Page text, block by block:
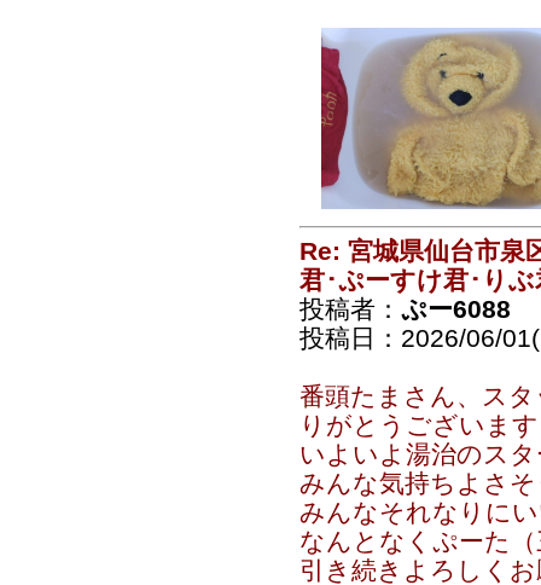
Re: 宮城県仙台市泉
君･ぷーすけ君･りぶ
投稿者： ぷー6088
投稿日：2026/06/
番頭たまさん、ス
りがとうございま
いよいよ湯治のス
みんな気持ちよさ
みんなそれなりに
なんとなくぷーた
引き続きよろしく